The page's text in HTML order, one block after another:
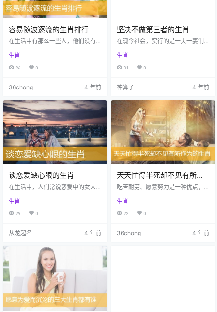
容易随波逐流的生肖排行
在生活中有那么一些人，他们没有
力，别人说什么他们就信什么，一
直都在跟着别人的脚步走，人们就
称这种人“随波逐流”，就好像树叶漂
么在十二生肖中，到底哪些生肖容
为大家带来的：容易随波逐流的生
肖排行。 生活中的属狗人生性比较
保守谨慎，为人比较懦弱，因此他
们在做事情的时候会害怕困难，患
得患失，看到有权势的人就自然生
起胆…
生肖
96 0
36chong 4 年前
坚决不做第三者的生肖
在现今社会，实行的是一夫一妻制
着要“尝尝鲜”，因此“婚外情”、“包
小三”等在现今已是屡见不鲜。爱是
没有对错的，只有人的选择才有对
时候，坚决不会做第三者。那么在
做第三者呢？下面就让华人KY网来
为大家解析坚决不做第三者的生
肖。 生活中的属狗人大多比较理
性，很多人都说难得糊涂，属狗人
却连给自己糊涂地自私一次的机会
都…
生肖
31 0
神算子 4 年前
谈恋爱缺心眼的生肖
在生活中，人们常说恋爱中的女人
此，很多男人在谈恋爱的时候智商
也不高，最常见的表现就是，他们
总是视而不见，真让人感到智商捉
生肖谈恋爱缺心眼呢？下面就让华
人KY网来为大家解析谈恋爱缺心眼
的生肖。 生活中的属狗人大多比较
直率，他们行事喜欢直来直往，本
身就给人一种傻乎乎的感觉。属狗
生肖
29 0
从龙起名 4 年前
天天忙得半死却不见有所作
为的生肖
吃苦耐劳、愿意努力是一种优点，
方法， 那么再怎么忙碌也是徒劳。
下面让我们一起了解一下天天忙得
干， 也任劳任怨，但是其实这只是
生肖
22 0
36chong 4 年前